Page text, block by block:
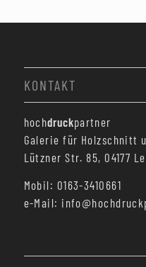
KONTAKT
hochdruckpartner
Galerie für Holzschnitt
Lützner Str. 85, 04177
Mobil: 0163-3410661
e-Mail: